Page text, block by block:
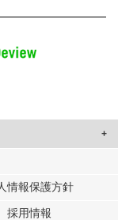
たコンテンツや広告の
しています。
情報保護方針
採用情報